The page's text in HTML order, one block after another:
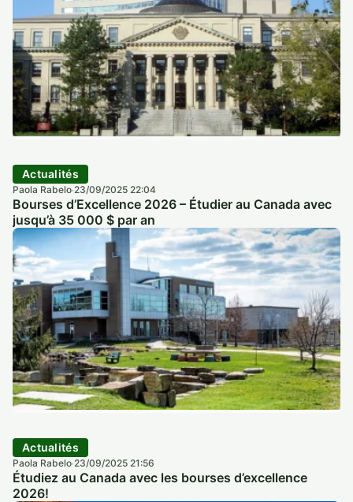
Actualités
Paola Rabelo·23/09/2025 22:04
Bourses d’Excellence 2026 – Étudier au Canada avec
jusqu’à 35 000 $ par an
Actualités
Paola Rabelo·23/09/2025 21:56
Étudiez au Canada avec les bourses d’excellence
2026!